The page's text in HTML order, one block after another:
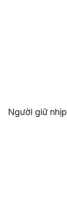
Người giữ